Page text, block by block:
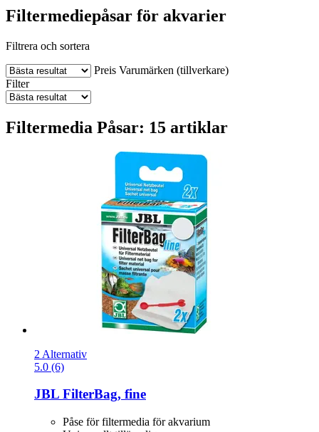
Filtermediepåsar för akvarier
Filtrera och sortera
Preis Varumärken (tillverkare)
Filter
Filtermedia Påsar: 15 artiklar
2 Alternativ
5.0 (6)
JBL FilterBag, fine
Påse för filtermedia för akvarium